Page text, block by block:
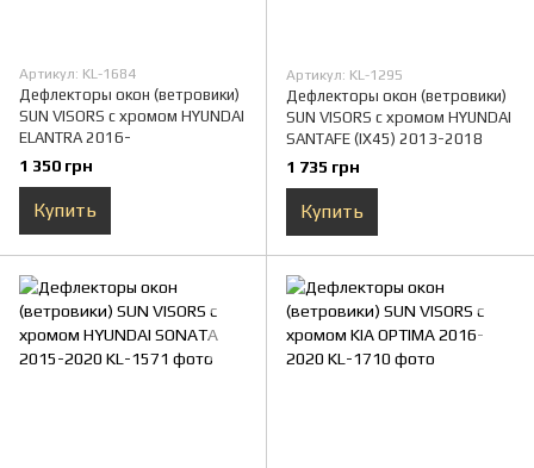
Артикул: KL-1684
Дефлекторы окон (ветровики)
SUN VISORS с хромом HYUNDAI
ELANTRA 2016-
1 350 грн
Купить
Артикул: KL-1295
Дефлекторы окон (ветровики)
SUN VISORS с хромом HYUNDAI
SANTAFE (IX45) 2013-2018
1 735 грн
Купить